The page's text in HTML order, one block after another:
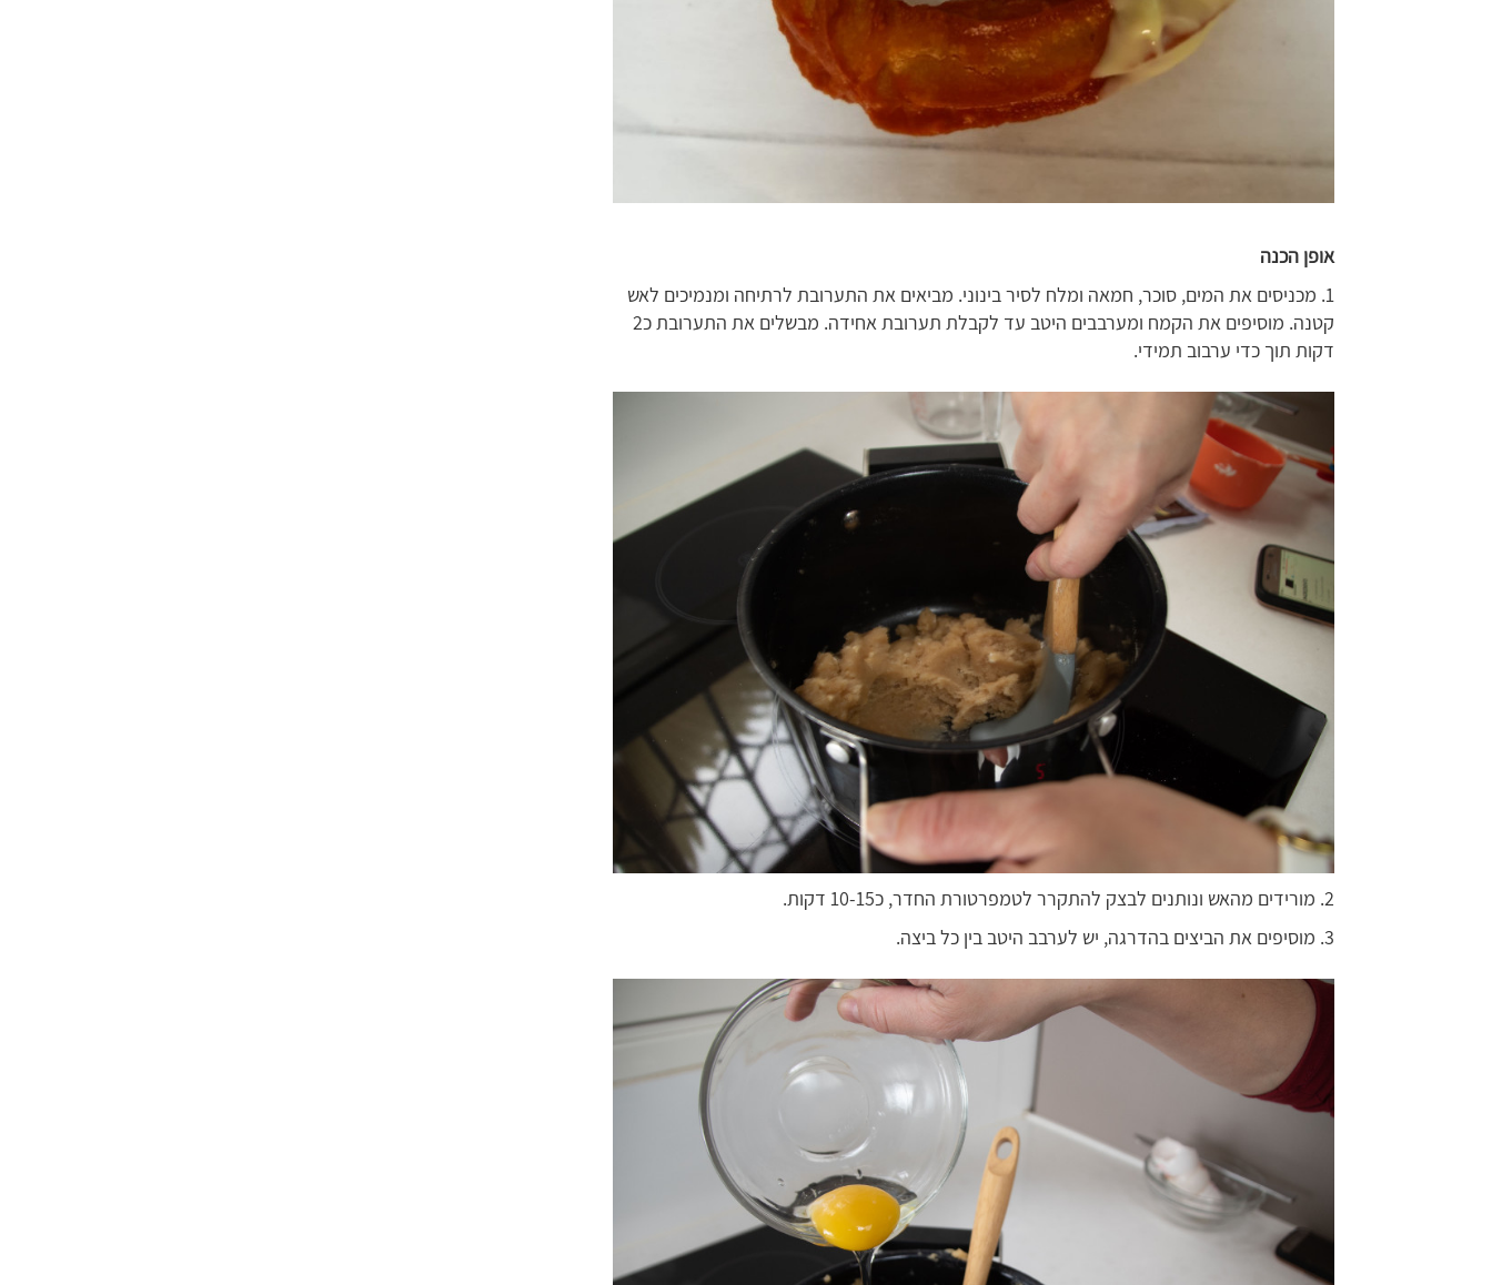
אופן הכנה
1. מכניסים את המים, סוכר, חמאה ומלח לסיר בינוני. מביאים את התערובת לרתיחה ומנמיכים לאש
קטנה. מוסיפים את הקמח ומערבבים היטב עד לקבלת תערובת אחידה. מבשלים את התערובת כ2
דקות תוך כדי ערבוב תמידי.
2. מורידים מהאש ונותנים לבצק להתקרר לטמפרטורת החדר, כ10-15 דקות.
3. מוסיפים את הביצים בהדרגה, יש לערבב היטב בין כל ביצה.